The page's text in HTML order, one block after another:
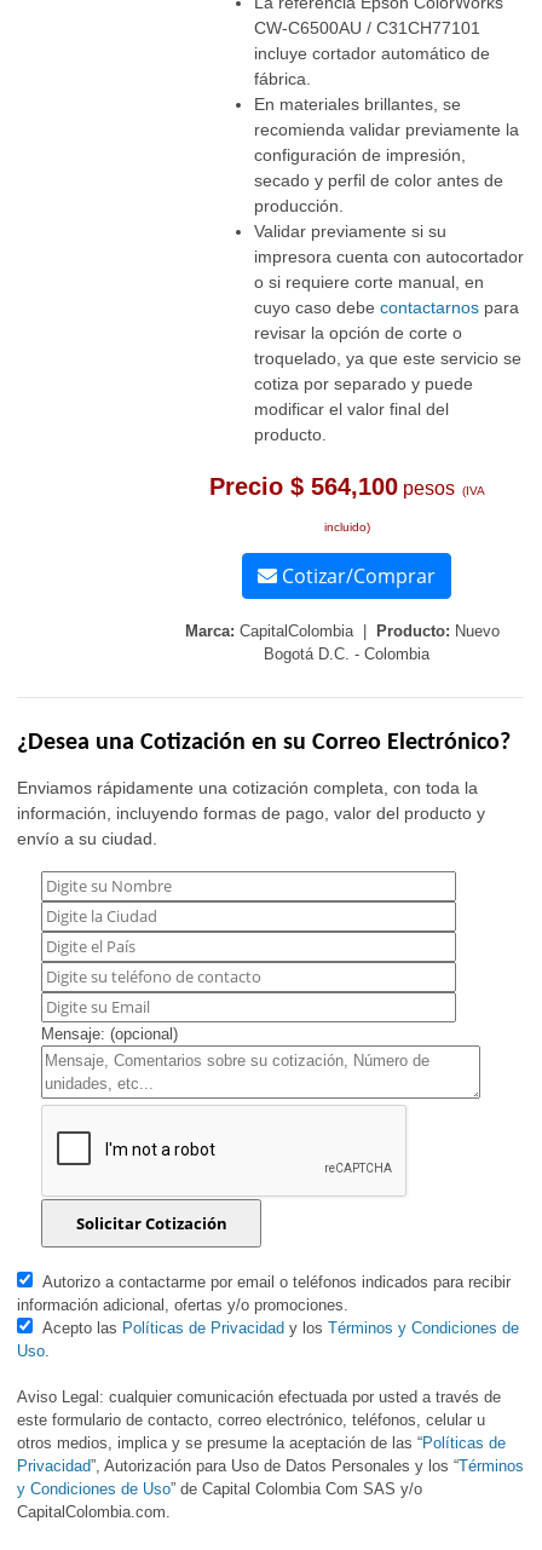
CW-C6500AU / C31CH77101
incluye cortador automático de
fábrica.
En materiales brillantes, se
recomienda validar previamente la
configuración de impresión,
secado y perfil de color antes de
producción.
Validar previamente si su
impresora cuenta con autocortador
o si requiere corte manual, en
cuyo caso debecontactarnos para
revisar la opción de corte o
troquelado, ya que este servicio se
cotiza por separado y puede
modificar el valor final del
producto.
Precio $ 564,100pesos (IVA
incluido)
Cotizar/Comprar
Marca: CapitalColombia | Producto: Nuevo
Bogotá D.C. - Colombia
¿Desea una Cotización en su Correo Electrónico?
Enviamos rápidamente una cotización completa, con toda la
información, incluyendo formas de pago, valor del producto y
envío a su ciudad.
Mensaje: (opcional)
Autorizo a contactarme por email o teléfonos indicados para recibir
información adicional, ofertas y/o promociones.
Acepto las Políticas de Privacidad y losTérminos y Condiciones de
Uso.
Aviso Legal: cualquier comunicación efectuada por usted a través de
este formulario de contacto, correo electrónico, teléfonos, celular u
otros medios, implica y se presume la aceptación de las “Políticas de
Privacidad”, Autorización para Uso de Datos Personales y los “Términos
y Condiciones de Uso” de Capital Colombia Com SAS y/o
CapitalColombia.com.